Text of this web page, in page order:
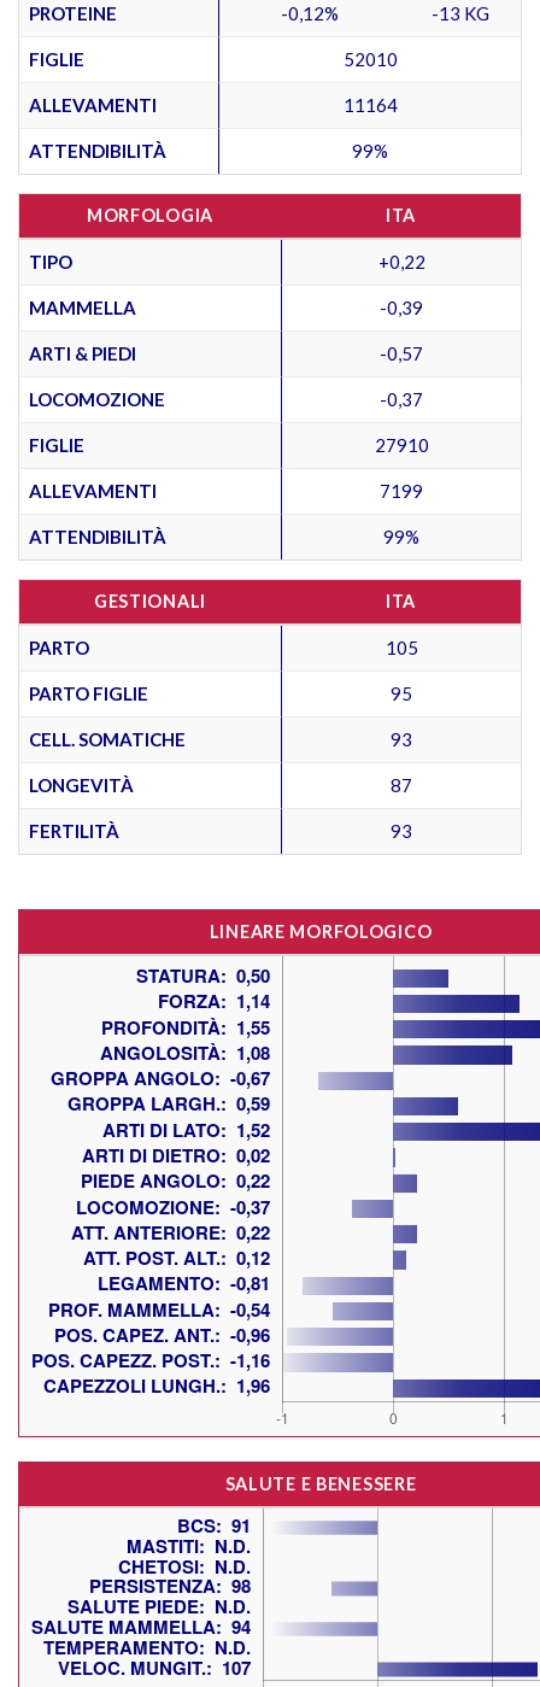
PROTEINE -0,12% -13 KG
FIGLIE 52010
ALLEVAMENTI 11164
ATTENDIBILITÀ 99%
MORFOLOGIA ITA
TIPO +0,22
MAMMELLA -0,39
ARTI & PIEDI -0,57
LOCOMOZIONE -0,37
FIGLIE 27910
ALLEVAMENTI 7199
ATTENDIBILITÀ 99%
GESTIONALI ITA
PARTO 105
PARTO FIGLIE 95
CELL. SOMATICHE 93
LONGEVITÀ 87
FERTILITÀ 93
LINEARE MORFOLOGICO
SALUTE E BENESSERE